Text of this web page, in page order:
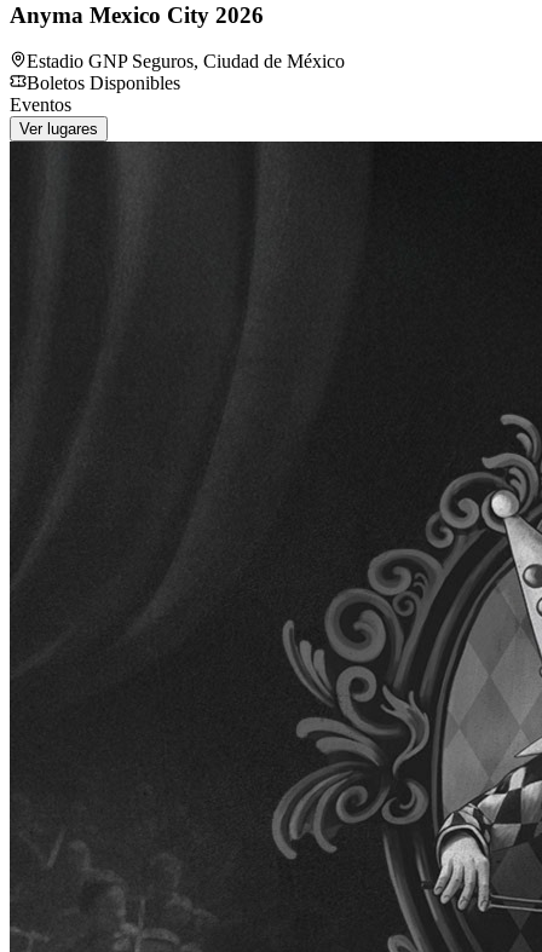
Anyma Mexico City 2026
Estadio GNP Seguros, Ciudad de México
Boletos Disponibles
Eventos
Ver lugares